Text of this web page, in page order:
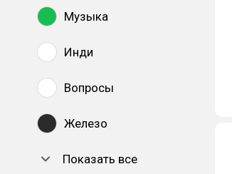
Музыка
Инди
Вопросы
Железо
Показать все